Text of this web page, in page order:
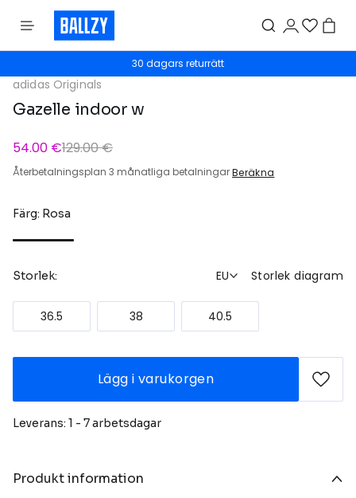
30 dagars returrätt
adidas Originals
Gazelle indoor w
54.00 €129.00 €
Återbetalningsplan 3 månatliga betalningarBeräkna
Färg: Rosa
Storlek: EU Storlek diagram
36.5 38 40.5
Lägg i varukorgen
Leverans: 1 - 7 arbetsdagar
Produkt information